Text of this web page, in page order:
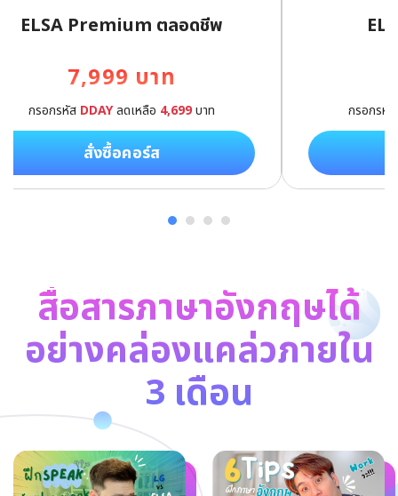
ELSA Premium ตลอดชีพ
7,999 บาท
กรอกรหัส DDAYลดเหลือ 4,699บาท
สั่งซื้อคอร์ส
กรอกรหั
สื่อสารภาษาอังกฤษได้
อย่างคล่องแคล่วภายใน
3 เดือน